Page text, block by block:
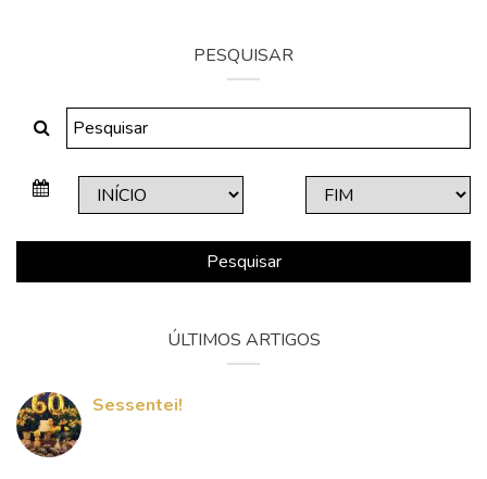
PESQUISAR
Pesquisar
ÚLTIMOS ARTIGOS
Sessentei!